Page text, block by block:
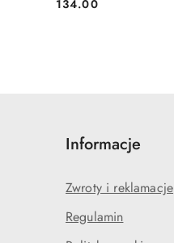
Cena:
134.00
Informacje
Zwroty i reklamacje
Regulamin